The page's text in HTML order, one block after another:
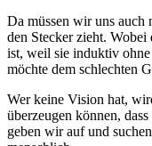
Da müssen wir uns auch
den Stecker zieht. Wobei
ist, weil sie induktiv
möchte dem schlechten
Wer keine Vision hat,
überzeugen können,
geben wir auf und